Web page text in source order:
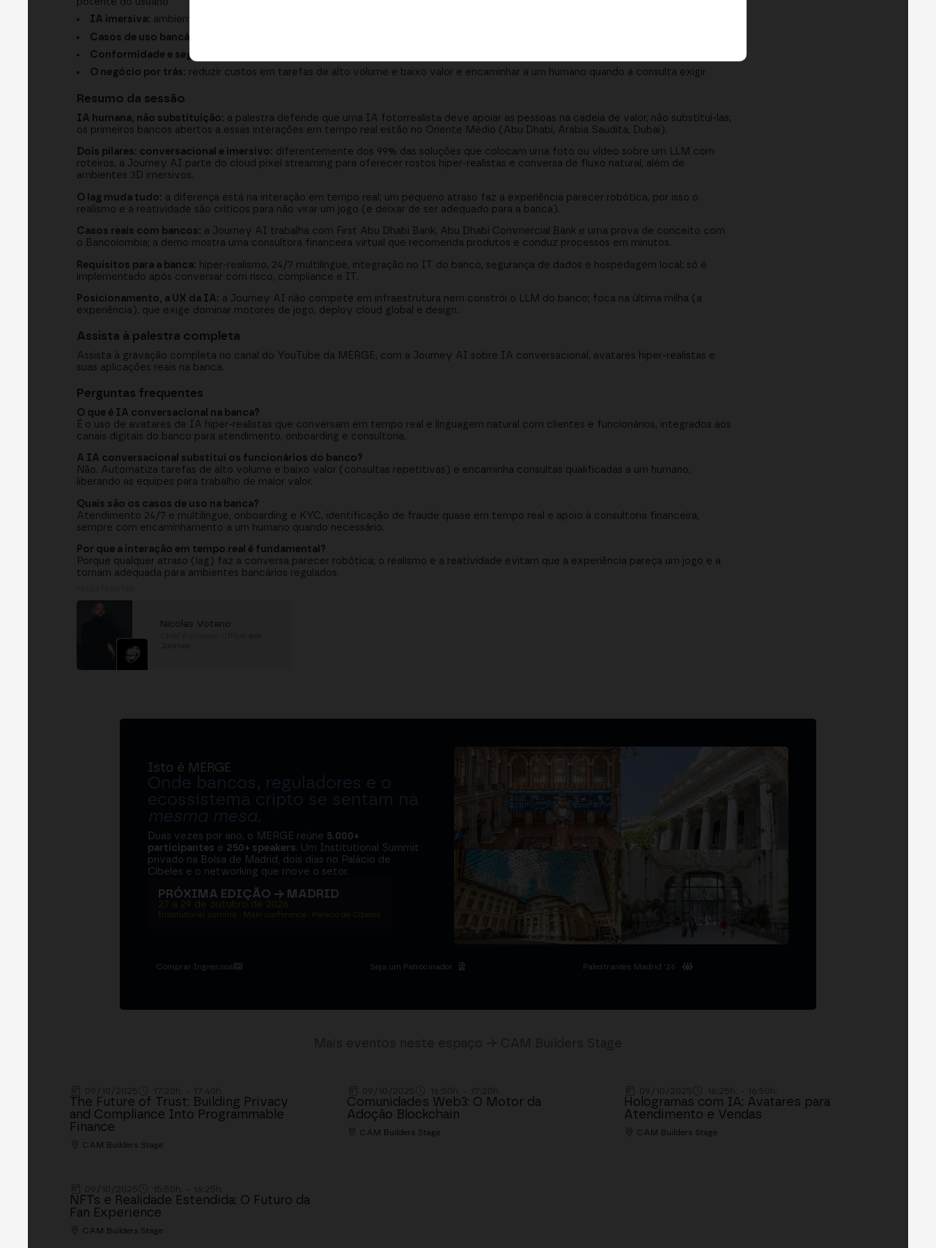
IA imersiva: ambientes 3D que tornam mais atraentes os pontos de contato digitais da banca
Casos de uso bancários:
Conformidade e segurança:
O negócio por trás: reduzir custos em tarefas de alto volume e baixo valor e encaminhar a um humano quando a consulta exigir
Resumo da sessão
IA humana, não substituição: a palestra defende que uma IA fotorrealista deve apoiar as pessoas na cadeia de valor, não substituí-las;
os primeiros bancos abertos a essas interações em tempo real estão no Oriente Médio (Abu Dhabi, Arábia Saudita, Dubai).
Dois pilares: conversacional e imersivo: diferentemente dos 99% das soluções que colocam uma foto ou vídeo sobre um LLM com
roteiros, a Journey AI parte do cloud pixel streaming para oferecer rostos hiper-realistas e conversa de fluxo natural, além de
ambientes 3D imersivos.
O lag muda tudo: a diferença está na interação em tempo real; um pequeno atraso faz a experiência parecer robótica, por isso o
realismo e a reatividade são críticos para não virar um jogo (e deixar de ser adequado para a banca).
Casos reais com bancos: a Journey AI trabalha com First Abu Dhabi Bank, Abu Dhabi Commercial Bank e uma prova de conceito com
o Bancolombia; a demo mostra uma consultora financeira virtual que recomenda produtos e conduz processos em minutos.
Requisitos para a banca: hiper-realismo, 24/7 multilíngue, integração no IT do banco, segurança de dados e hospedagem local; só é
implementado após conversar com risco, compliance e IT.
Posicionamento, a UX da IA: a Journey AI não compete em infraestrutura nem constrói o LLM do banco; foca na última milha (a
experiência), que exige dominar motores de jogo, deploy cloud global e design.
Assista à palestra completa
Assista à gravação completa no canal do YouTube da MERGE, com a Journey AI sobre IA conversacional, avatares hiper-realistas e
suas aplicações reais na banca.
Perguntas frequentes
O que é IA conversacional na banca?
É o uso de avatares de IA hiper-realistas que conversam em tempo real e linguagem natural com clientes e funcionários, integrados aos
canais digitais do banco para atendimento, onboarding e consultoria.
A IA conversacional substitui os funcionários do banco?
Não. Automatiza tarefas de alto volume e baixo valor (consultas repetitivas) e encaminha consultas qualificadas a um humano,
liberando as equipes para trabalho de maior valor.
Quais são os casos de uso na banca?
Atendimento 24/7 e multilíngue, onboarding e KYC, identificação de fraude quase em tempo real e apoio à consultoria financeira,
sempre com encaminhamento a um humano quando necessário.
Por que a interação em tempo real é fundamental?
Porque qualquer atraso (lag) faz a conversa parecer robótica; o realismo e a reatividade evitam que a experiência pareça um jogo e a
tornam adequada para ambientes bancários regulados.
Nicolas Votano
Isto é MERGE
Onde bancos, reguladores e o
ecossistema cripto se sentam na
mesma mesa.
Duas vezes por ano, o MERGE reúne 5.000+
participantes e 250+ speakers. Um Institutional Summit
privado na Bolsa de Madrid, dois dias no Palácio de
Cibeles e o networking que move o setor.
PRÓXIMA EDIÇÃO → MADRID
27 a 29 de outubro de 2026
Institutional summit · Main conference · Palacio de Cibeles
Comprar Ingressos Seja um Patrocinador Palestrantes Madrid '26
The Future of Trust: Building Privacy
and Compliance Into Programmable
Finance
CAM Builders Stage
Comunidades Web3: O Motor da
Adoção Blockchain
CAM Builders Stage
Hologramas com IA: Avatares para
Atendimento e Vendas
CAM Builders Stage
NFTs e Realidade Estendida: O Futuro da
Fan Experience
CAM Builders Stage